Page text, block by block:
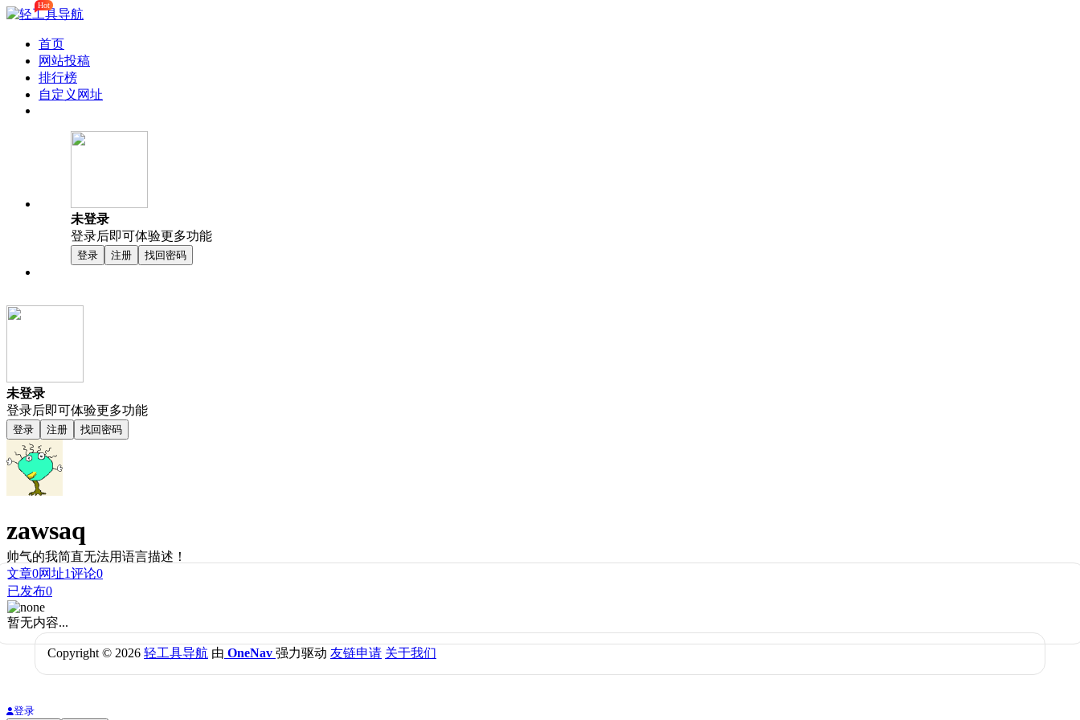
首页
网站投稿
排行榜
Hot
自定义网址
未登录
登录后即可体验更多功能
登录 注册 找回密码
未登录
登录后即可体验更多功能
登录 注册 找回密码
zawsaq
帅气的我简直无法用语言描述！
文章0网址1评论0
已发布0
暂无内容...
Copyright © 2026 轻工具导航 由 OneNav 强力驱动 友链申请 关于我们
登录